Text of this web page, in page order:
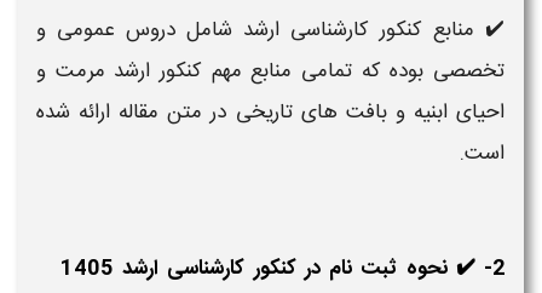
✔️ منابع کنکور کارشناسی ارشد شامل دروس عمومی و
تخصصی بوده که تمامی منابع مهم کنکور ارشد مرمت و
احیای ابنیه و بافت های تاریخی در متن مقاله ارائه شده
است.
2- ✔️ نحوه ثبت نام در کنکور کارشناسی ارشد 1405